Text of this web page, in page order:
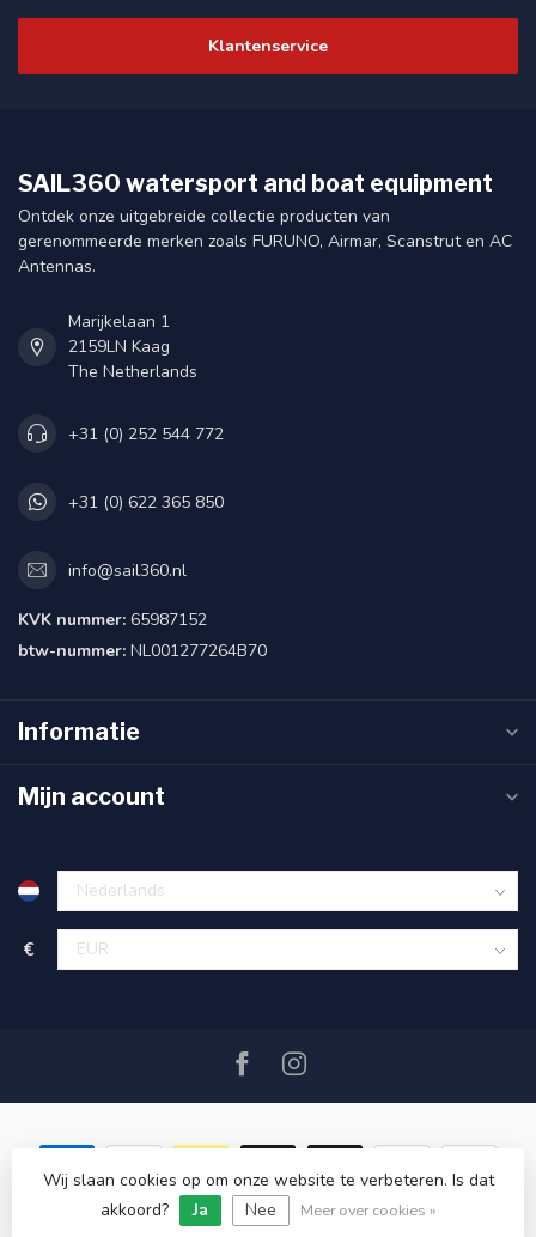
Klantenservice
SAIL360 watersport and boat equipment
Ontdek onze uitgebreide collectie producten van
gerenommeerde merken zoals FURUNO, Airmar, Scanstrut en AC
Antennas.
Marijkelaan 1
2159LN Kaag
The Netherlands
+31 (0) 252 544 772
+31 (0) 622 365 850
info@sail360.nl
KVK nummer: 65987152
btw-nummer: NL001277264B70
Informatie
Mijn account
€
© Copyright 2026 SAIL360 watersport and boat equipment
Wij slaan cookies op om onze website te verbeteren. Is dat
akkoord?
Ja Nee Meer over cookies »